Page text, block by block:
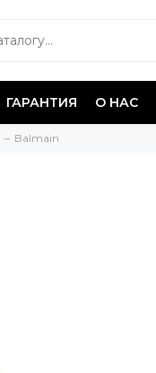
ГАРАНТИЯ О НАС
Balmain